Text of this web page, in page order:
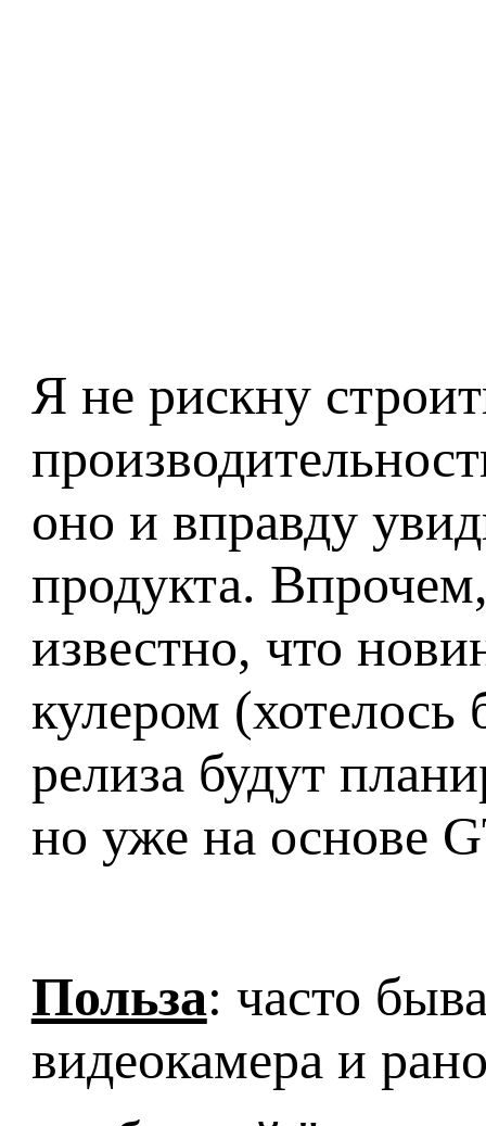
Я не рискну
оно и вправду
продукта.
известно, что
кулером (хотелось
релиза будут
но уже на основе
Польза: часто
видеокамера и